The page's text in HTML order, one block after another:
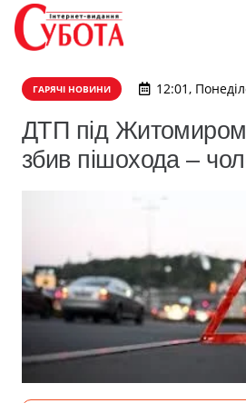
ГАРЯЧІ НОВИНИ 12:01,
ДТП під
збив пішохода –